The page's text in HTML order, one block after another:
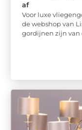
af
Voor luxe
de webshop van
gordijnen zijn van